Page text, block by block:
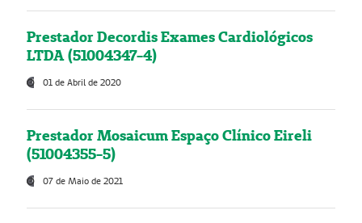
Prestador Decordis Exames Cardiológicos
LTDA (51004347-4)
01 de Abril de 2020
Prestador Mosaicum Espaço Clínico Eireli
(51004355-5)
07 de Maio de 2021